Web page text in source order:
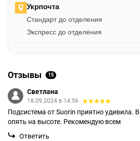
Укрпочта
Стандарт до отделения
Экспресс до отделения
Отзывы 15
Светлана
18.09.2024 в 14:56
Подсистема от Suorin приятно удивила.
опять на высоте. Рекомендую всем
Ответить